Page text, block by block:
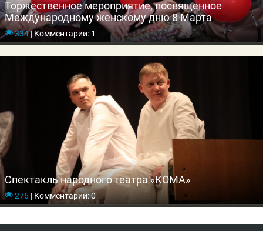
Торжественное мероприятие, посвященное
Международному женскому дню 8 Марта
334|Комментарии: 1
Спектакль народного театра «КОМА»
276 |Комментарии: 0